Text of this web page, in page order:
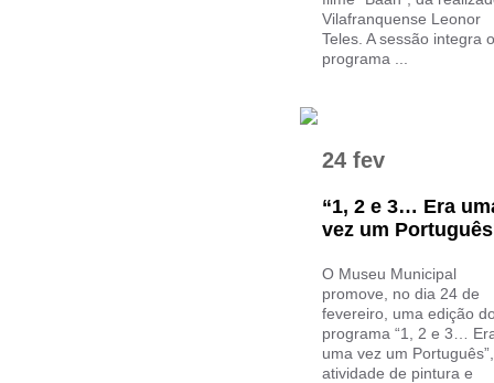
Vilafranquense Leonor
Teles. A sessão integra o
programa ...
24 fev
“1, 2 e 3… Era
vez um
O Museu Municipal
promove, no dia 24 de
fevereiro, uma edição
programa “1, 2 e 3…
uma vez um Português”,
atividade de pintura e